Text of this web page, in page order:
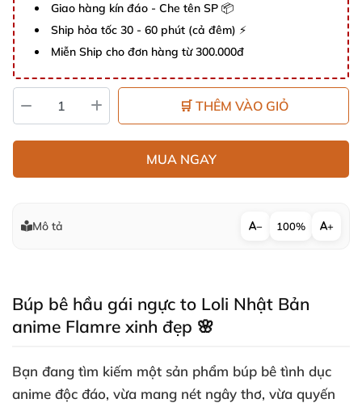
Giao hàng kín đáo - Che tên SP 📦
Ship hỏa tốc 30 - 60 phút (cả đêm) ⚡
Miễn Ship cho đơn hàng từ 300.000đ
🛒 THÊM VÀO GIỎ
MUA NGAY
Mô tả − 100% +
Búp bê hầu gái ngực to Loli Nhật Bản
anime Flamre xinh đẹp 🌸
Bạn đang tìm kiếm một sản phẩm búp bê tình dục
anime độc đáo, vừa mang nét ngây thơ, vừa quyến